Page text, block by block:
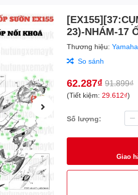
23)-NHÁM-17
Thương hiệu:Yamaha
So sánh
62.287₫ 91.899₫
(Tiết kiệm: 29.612₫)
Số lượng:
Giao